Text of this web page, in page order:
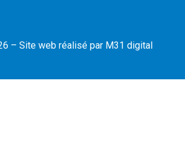
– Site web réalisé par M31 digital